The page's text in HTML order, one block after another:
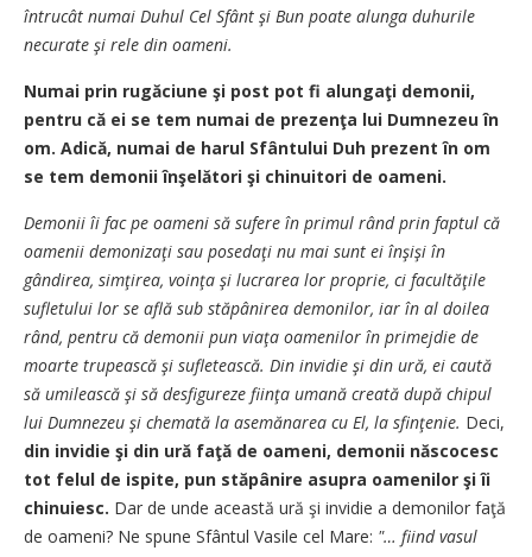
întrucât numai Duhul Cel Sfânt şi Bun poate alunga duhurile
necurate şi rele din oameni.
Numai prin rugăciune şi post pot fi alungaţi demonii,
pentru că ei se tem numai de prezenţa lui Dumnezeu în
om. Adică, numai de harul Sfântului Duh prezent în om
se tem demonii înşelători şi chinuitori de oameni.
Demonii îi fac pe oameni să sufere în primul rând prin faptul că
oamenii demonizaţi sau posedaţi nu mai sunt ei înşişi în
gândirea, simţirea, voinţa şi lucrarea lor proprie, ci facultăţile
sufletului lor se află sub stăpânirea demonilor, iar în al doilea
rând, pentru că demonii pun viaţa oamenilor în primejdie de
moarte trupească şi sufletească. Din invidie şi din ură, ei caută
să umilească şi să desfigureze fiinţa umană creată după chipul
lui Dumnezeu şi chemată la asemănarea cu El, la sfinţenie. Deci,
din invidie şi din ură faţă de oameni, demonii născocesc
tot felul de ispite, pun stăpânire asupra oamenilor şi îi
chinuiesc. Dar de unde această ură şi invidie a demonilor faţă
de oameni? Ne spune Sfântul Vasile cel Mare: "… fiind vasul